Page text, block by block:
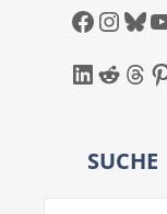
Facebook InstagramBluesky YouTube
LinkedIn Reddit Threads Pinterest
SUCHE